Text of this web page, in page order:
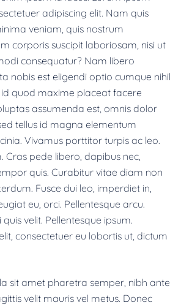
adipiscing elit. Nam quis
veniam, quis nostrum
corporis suscipit laboriosam, nisi ut
consequatur? Nam libero
nobis est eligendi optio cumque nihil
quod maxime placeat facere
assumenda est, omnis dolor
tellus id magna elementum
Vivamus porttitor turpis ac leo.
Cras pede libero, dapibus nec,
quis. Curabitur vitae diam non
Fusce dui leo, imperdiet in,
eu, orci. Pellentesque arcu.
velit. Pellentesque ipsum.
consectetuer eu lobortis ut, dictum
sit amet pharetra semper, nibh ante
velit mauris vel metus. Donec